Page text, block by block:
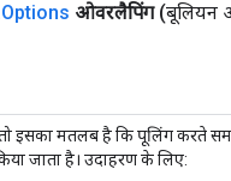
Options ओवरलैपिंग (बूलियन
इसका मतलब है कि पूलिंग करते
जाता है। उदाहरण के लिए: